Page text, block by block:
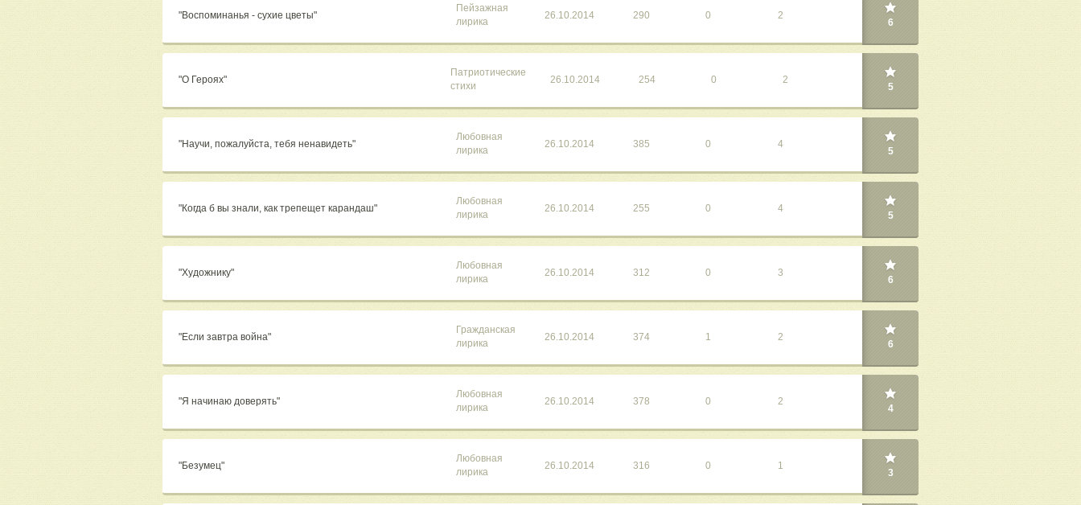
"Воспоминанья - сухие цветы"
Пейзажная
лирика
26.10.2014 290 0 2
6
"О Героях"
Патриотические
стихи
26.10.2014 254 0 2
5
"Научи, пожалуйста, тебя ненавидеть"
Любовная
лирика
26.10.2014 385 0 4
5
"Когда б вы знали, как трепещет карандаш"
Любовная
лирика
26.10.2014 255 0 4
5
"Художнику"
Любовная
лирика
26.10.2014 312 0 3
6
"Если завтра война"
Гражданская
лирика
26.10.2014 374 1 2
6
"Я начинаю доверять"
Любовная
лирика
26.10.2014 378 0 2
4
"Безумец"
Любовная
лирика
26.10.2014 316 0 1
3